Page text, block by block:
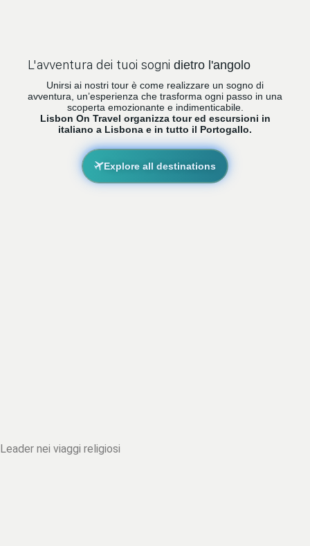
L'avventura dei tuoi sogni dietro l'angolo
Unirsi ai nostri tour è come realizzare un sogno di
avventura, un’esperienza che trasforma ogni passo in una
scoperta emozionante e indimenticabile.
Lisbon On Travel organizza tour ed escursioni in
italiano a Lisbona e in tutto il Portogallo.
Explore all destinations
Leader nei viaggi religiosi